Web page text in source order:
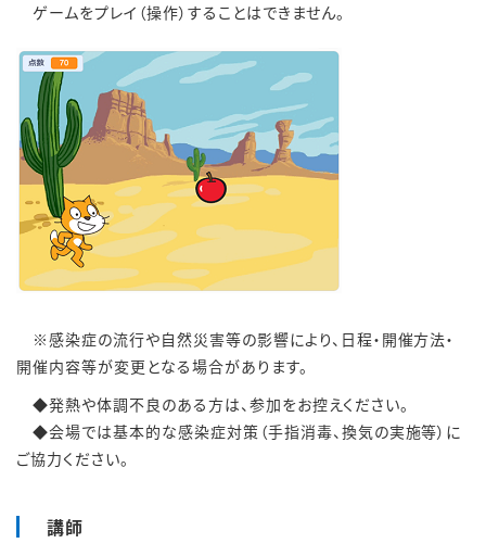
ゲームをプレイ（操作）することはできません。
※感染症の流行や自然災害等の影響により、日程・開催方法・
開催内容等が変更となる場合があります。
◆発熱や体調不良のある方は、参加をお控えください。
◆会場では基本的な感染症対策（手指消毒、換気の実施等）に
ご協力ください。
講師